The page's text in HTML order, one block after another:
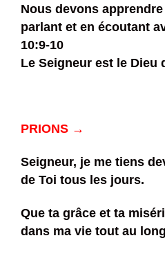
Nous devons
parlant et en écoutant
10:9-10
Le Seigneur est le Dieu
PRIONS →
Seigneur, je me tiens
de Toi tous les jours.
Que ta grâce et ta
dans ma vie tout au